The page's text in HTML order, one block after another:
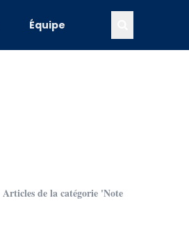
Équipe
Articles de la catégorie 'Note